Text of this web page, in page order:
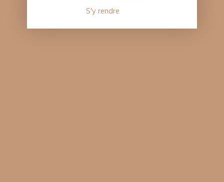
S'y rendre